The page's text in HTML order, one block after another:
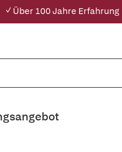
✓ Über 100 Jahre Erfahrung